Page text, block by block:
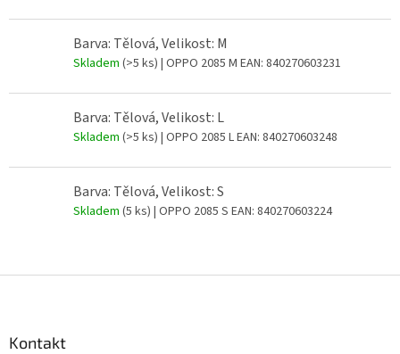
Barva: Tělová, Velikost: M
Skladem (>5 ks) | OPPO 2085 M EAN: 840270603231
Barva: Tělová, Velikost: L
Skladem (>5 ks) | OPPO 2085 LEAN: 840270603248
Barva: Tělová, Velikost: S
Skladem (5 ks) | OPPO 2085 S EAN: 840270603224
Kontakt